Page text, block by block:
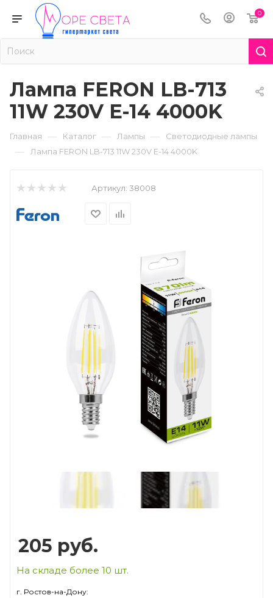
0
Лампа FERON LB-713
11W 230V E-14 4000K
Главная — Каталог — Лампы — Светодиодные лампы
— Лампа FERON LB-713 11W 230V E-14 4000K
Артикул: 38008
205 руб.
На складе более 10 шт.
г. Ростов-на-Дону: